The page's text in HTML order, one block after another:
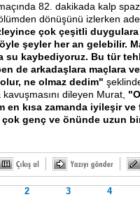
82. dakikada kalp
dönüşünü izlerken
çok çeşitli duygulara
şeyler her an gelebilir.
su kaybediyoruz. Bu tür
de arkadaşlara maçlara
ne olmaz dedim"
kavuşmasını dileyen Murat,
en kısa zamanda iyileşir
çok genç ve önünde uzun
2 3 4